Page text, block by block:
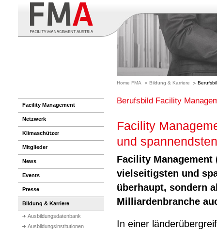
Home FMA Bildung & Karriere
Facility Management
Netzwerk
Klimaschützer
Mitglieder
News
Events
Presse
Bildung & Karriere
Ausbildungsdatenbank
Ausbildungsinstitutionen
Berufsbild Facility
Facility
und
Facility
vielseitigsten und
überhaupt, sondern
Milliardenbranche
In einer